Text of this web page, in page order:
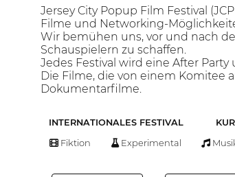
Jersey City Popup Film Festival
Filme und Networking-
Wir bemühen uns, vor und nach
Schauspielern zu schaffen.
Jedes Festival wird eine After
Die Filme, die von einem Komitee
Dokumentarfilme.
INTERNATIONALES FESTIVAL
Fiktion Experimental